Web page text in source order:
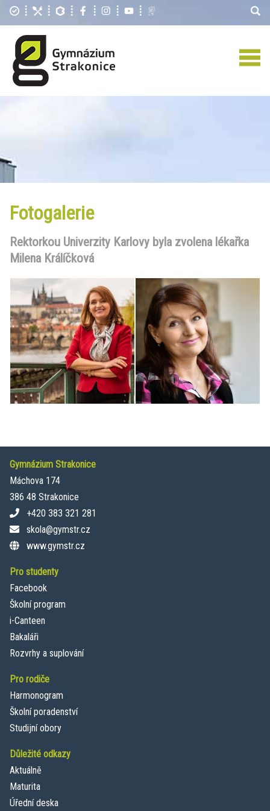
Fotogalerie
Rektorkou Univerzity Karlovy byla zvolena lékařka
Milena Králíčková
Gymnázium Strakonice
Máchova 174
386 48 Strakonice
+420 383 321 281
skola@gymstr.cz
www.gymstr.cz
Pro studenty
Facebook
Školní program
i-Canteen
Bakaláři
Rozvrhy a suplování
Pro rodiče
Harmonogram
Školní poradenství
Studijní obory
Důležité odkazy
Aktuálně
Maturita
Úřední deska